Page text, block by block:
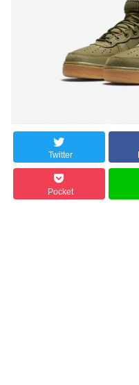
Twitter
Pocket